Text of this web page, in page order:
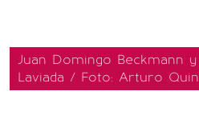
Juan Domingo Beckmann y
Laviada / Foto: Arturo